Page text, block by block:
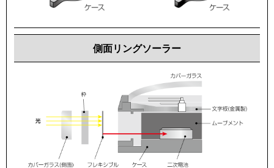
側面リングソーラー